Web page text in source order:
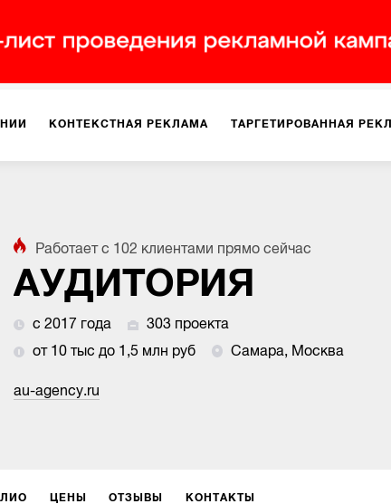
КОНТЕКСТНАЯ РЕКЛАМА ТАРГЕТИРОВАННАЯ
РАБОТА С МАРКЕТПЛЕЙСАМИ
Работает с 102 клиентами прямо сейчас
АУДИТОРИЯ
с 2017 года
303 проекта
от 10 тыс до 1,5 млн руб
Самара, Москва
au-agency.ru
ЦЕНЫ ОТЗЫВЫ КОНТАКТЫ